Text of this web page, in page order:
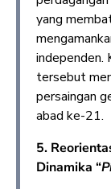
yang
independen.
tersebut
persaingan
abad ke-21.
5.
Dinamika “